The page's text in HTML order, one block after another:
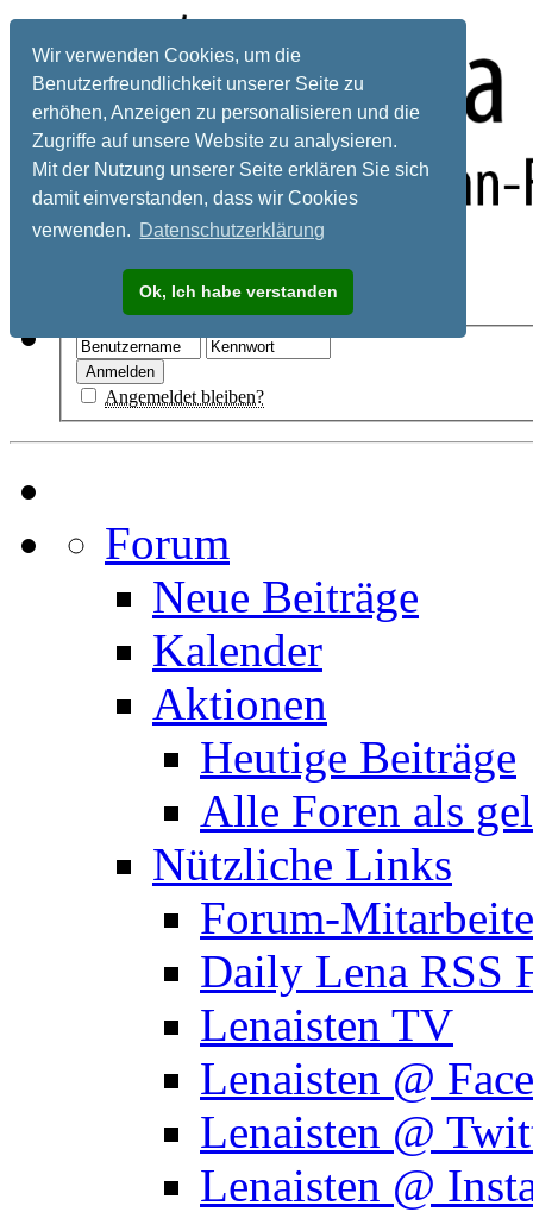
Wir verwenden Cookies, um die
Benutzerfreundlichkeit unserer Seite zu
erhöhen, Anzeigen zu personalisieren und die
Zugriffe auf unsere Website zu analysieren.
Mit der Nutzung unserer Seite erklären Sie sich
damit einverstanden, dass wir Cookies
verwenden. Datenschutzerklärung
Ok, Ich habe verstanden
Registrieren
Angemeldet bleiben?
Forum
Neue Beiträge
Kalender
Aktionen
Heutige Beiträge
Alle Foren als
Nützliche Links
Forum-
Daily Lena RSS
Lenaisten TV
Lenaisten @
Lenaisten @
Lenaisten @